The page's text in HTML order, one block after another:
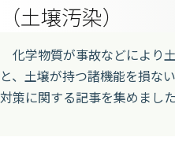
ドウで開きます）
ンドウで開きます）
ウインドウで開きます）
（土壌汚染）
化学物質が事故などにより
と、土壌が持つ諸機能を損な
対策に関する記事を集めました